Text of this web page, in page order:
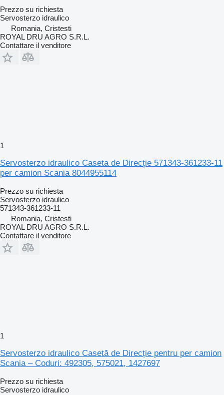
Prezzo su richiesta
Servosterzo idraulico
Romania, Cristesti
ROYAL DRU AGRO S.R.L.
Contattare il venditore
1
Servosterzo idraulico Caseta de Direcție 571343-361233-11
per camion Scania 8044955114
Prezzo su richiesta
Servosterzo idraulico
571343-361233-11
Romania, Cristesti
ROYAL DRU AGRO S.R.L.
Contattare il venditore
1
Servosterzo idraulico Casetă de Direcție pentru per camion
Scania – Coduri: 492305, 575021, 1427697
Prezzo su richiesta
Servosterzo idraulico